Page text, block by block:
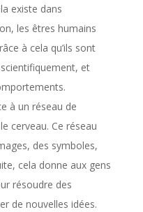
existe dans
les êtres humains
à cela qu’ils sont
scientifiquement, et
à un réseau de
cerveau. Ce réseau
des symboles,
cela donne aux gens
résoudre des
de nouvelles idées.